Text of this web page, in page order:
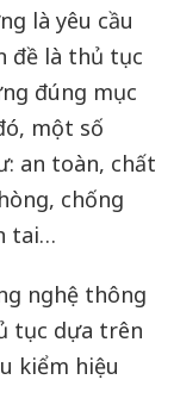
là yêu cầu
đề là thủ tục
đúng mục
một số
an toàn, chất
chống
tai…
nghệ thông
tục dựa trên
kiểm hiệu